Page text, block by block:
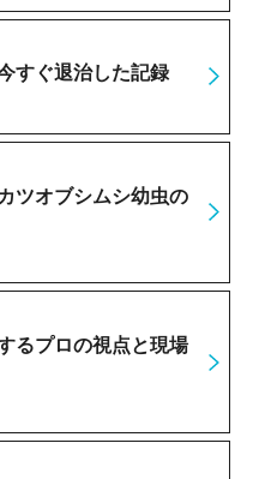
すぐ退治した記録
ツオブシムシ幼虫の
るプロの視点と現場